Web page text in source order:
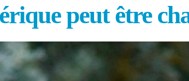
peut être